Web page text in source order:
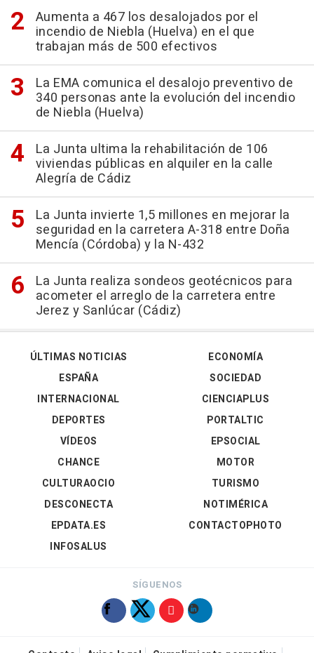
Aumenta a 467 los desalojados por el
incendio de Niebla (Huelva) en el que
trabajan más de 500 efectivos
La EMA comunica el desalojo preventivo de
340 personas ante la evolución del incendio
de Niebla (Huelva)
La Junta ultima la rehabilitación de 106
viviendas públicas en alquiler en la calle
Alegría de Cádiz
La Junta invierte 1,5 millones en mejorar la
seguridad en la carretera A-318 entre Doña
Mencía (Córdoba) y la N-432
La Junta realiza sondeos geotécnicos para
acometer el arreglo de la carretera entre
Jerez y Sanlúcar (Cádiz)
ÚLTIMAS NOTICIAS
ESPAÑA
INTERNACIONAL
DEPORTES
VÍDEOS
ECONOMÍA
SOCIEDAD
CIENCIAPLUS
PORTALTIC
EPSOCIAL
CHANCE
CULTURAOCIO
DESCONECTA
EPDATA.ES
INFOSALUS
MOTOR
TURISMO
NOTIMÉRICA
CONTACTOPHOTO
SÍGUENOS